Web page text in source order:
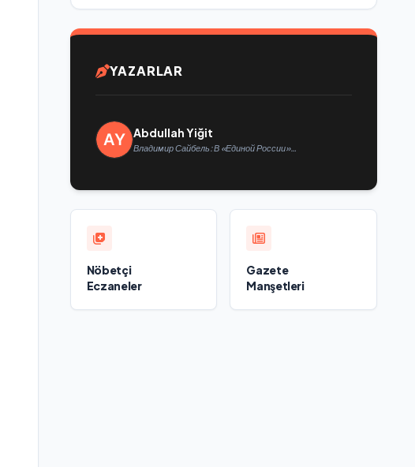
YAZARLAR
Abdullah Yiğit
Владимир Сайбель: В «Единой России»
Nöbetçi
Eczaneler
Gazete
Manşetleri